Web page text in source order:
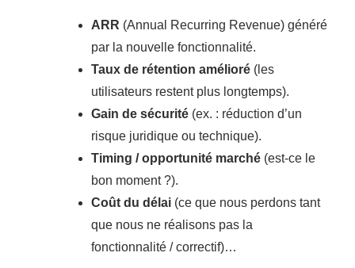
ARR (Annual Recurring Revenue) généré
par la nouvelle fonctionnalité.
Taux de rétention amélioré (les
utilisateurs restent plus longtemps).
Gain de sécurité (ex. : réduction d’un
risque juridique ou technique).
Timing / opportunité marché (est-ce le
bon moment ?).
Coût du délai (ce que nous perdons tant
que nous ne réalisons pas la
fonctionnalité / correctif)…